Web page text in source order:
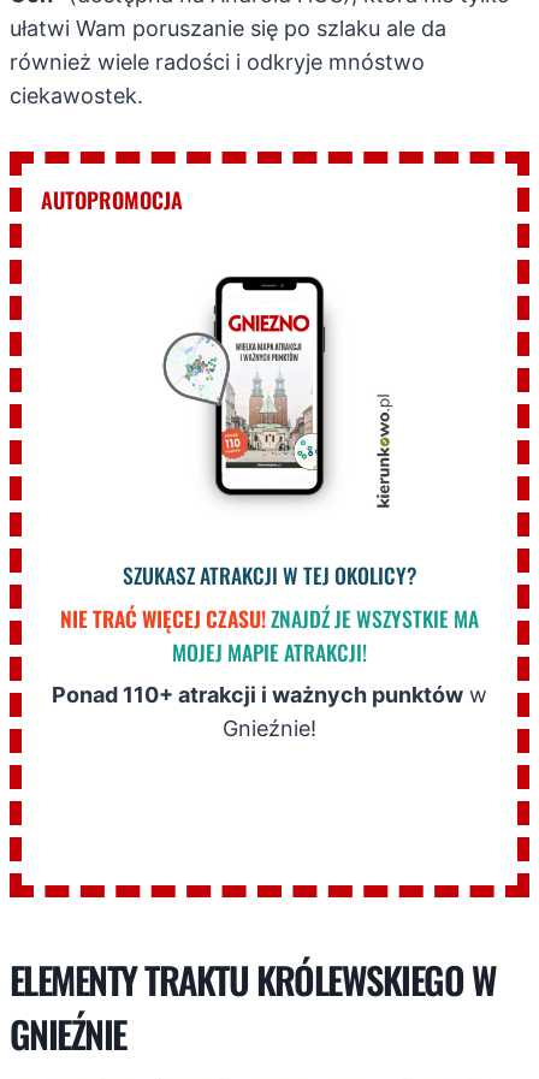
ułatwi Wam poruszanie się po szlaku ale da
również wiele radości i odkryje mnóstwo
ciekawostek.
AUTOPROMOCJA
SZUKASZ ATRAKCJI W TEJ OKOLICY?
NIE TRAĆ WIĘCEJ CZASU!ZNAJDŹ JE WSZYSTKIE MA
MOJEJ MAPIE ATRAKCJI!
Ponad 110+ atrakcji i ważnych punktów w
Gnieźnie!
ELEMENTY TRAKTU KRÓLEWSKIEGO W
GNIEŹNIE